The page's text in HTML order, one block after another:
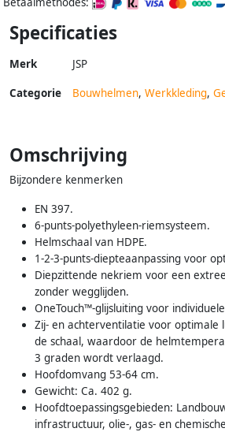
Specificaties
Merk JSP
Categorie Bouwhelmen, Werkkleding,
Omschrijving
Bijzondere kenmerken
EN 397.
6-punts-polyethyleen-riemsysteem.
Helmschaal van HDPE.
1-2-3-punts-diepteaanpassing voor
Diepzittende nekriem voor een
zonder wegglijden.
OneTouch™-glijsluiting voor
Zij- en achterventilatie voor optimale
de schaal, waardoor de
3 graden wordt verlaagd.
Hoofdomvang 53-64 cm.
Gewicht: Ca. 402 g.
Hoofdtoepassingsgebieden:
infrastructuur, olie-, gas- en